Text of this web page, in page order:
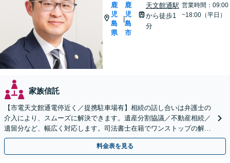
鹿
児
島
県
|
鹿
児
島
市
天文館通駅
から徒歩1
分
営業時間：09:00
~18:00（平日）
家族信託
【市電天文館通電停近く／提携駐車場有】相続の話し合いは弁護士の
介入により、スムーズに解決できます。遺産分割協議／不動産相続／
遺留分など、幅広く対応します。司法書士在籍でワンストップの解決
が可能。【夜間・休日相談可能】
料金表を見る